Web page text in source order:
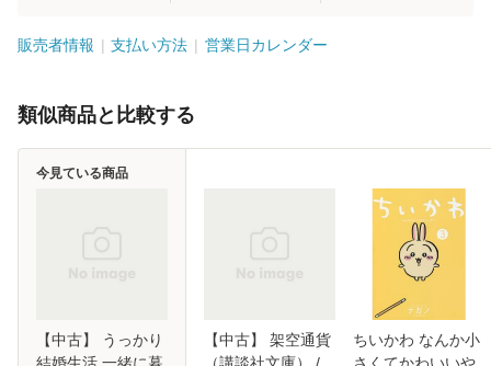
販売者情報 支払い方法 営業日カレンダー
類似商品と比較する
【中古】 うっかり
今見ている商品
【中古】 架空通貨
ちいかわ なんか小